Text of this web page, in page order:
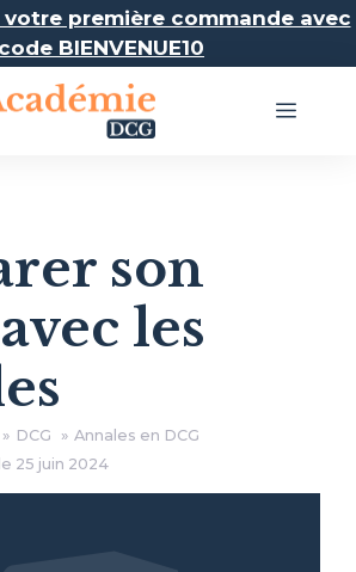
première commande avec
BIENVENUE10
Menu
son
les
DCG
Annales en DCG
25 juin 2024